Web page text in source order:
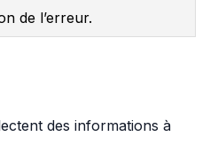
de l’erreur.
des informations à